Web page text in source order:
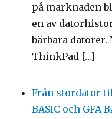
på marknaden
en av
bärbara datorer.
ThinkPad […]
Från stordator
BASIC och GFA